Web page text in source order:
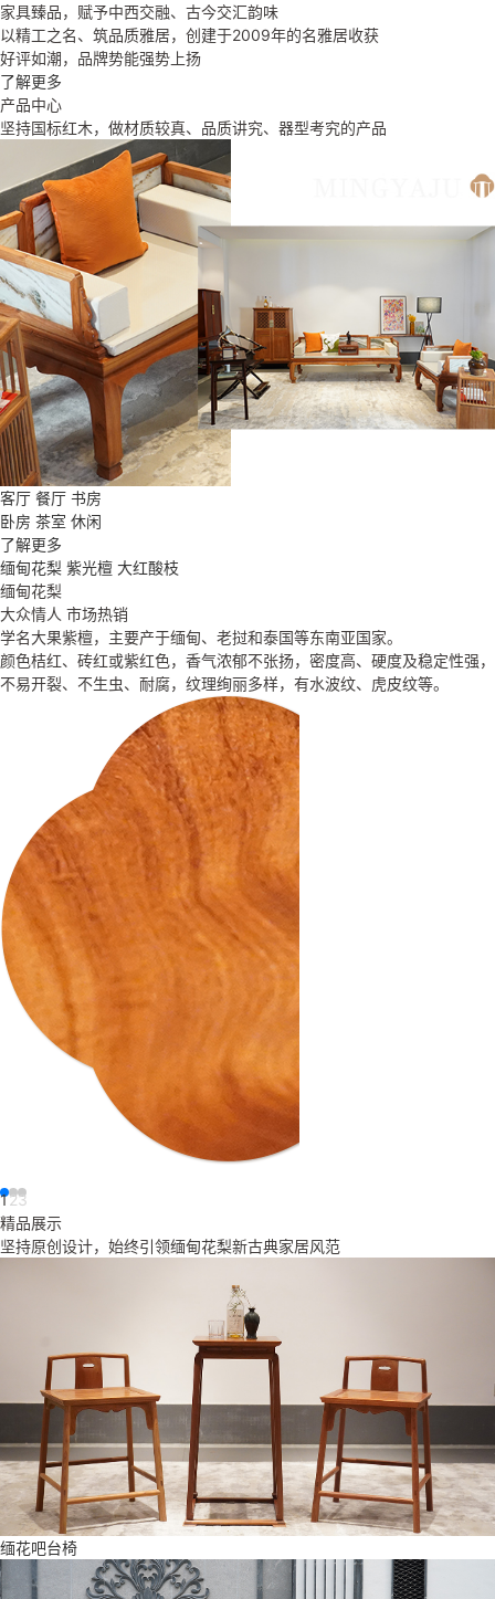
家具臻品，赋予中西交融、古今交汇韵味
以精工之名、筑品质雅居，创建于2009年的名雅居收获
好评如潮，品牌势能强势上扬
了解更多
产品中心
坚持国标红木，做材质较真、品质讲究、器型考究的产品
客厅 餐厅 书房
卧房 茶室 休闲
了解更多
缅甸花梨 紫光檀 大红酸枝
缅甸花梨
大众情人 市场热销
学名大果紫檀，主要产于缅甸、老挝和泰国等东南亚国家。
颜色桔红、砖红或紫红色，香气浓郁不张扬，密度高、硬度及稳定性强，
不易开裂、不生虫、耐腐，纹理绚丽多样，有水波纹、虎皮纹等。
紫光檀
帝王之木 彰显身份
学名东非黑黄檀，分布于非洲东部（坦桑尼亚、塞内加尔、莫桑比克）。
材质重，硬度很高，是国标红木密度最高的木头；强度、抗震性能高，抗
腐蚀性高；非常稳定，不易翘曲变形。心材深紫褐色至近黑色、带黑条
纹。木纹清晰而富有变化，被人们称为“帝王之木”。
大红酸枝
三大贡木 奢品尊享
学名交趾黄檀，主要分布于越南、老挝、柬埔寨和泰国等地。
强度高、硬度大、可沉于水，抗虫性强，纹理通常直，结构细而均匀。大
红酸枝开锯时，木材散发一种辛香，闻之有酸辛味。颜色一般为赤红色或
深红色，在空气中氧化可呈暗红色。
123
精品展示
坚持原创设计，始终引领缅甸花梨新古典家居风范
缅花吧台椅